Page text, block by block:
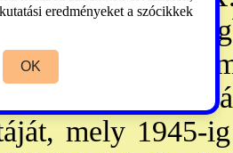
Bp-re,
a nunciatúra
mely 1945-
eredményeket a szócikkek
OK